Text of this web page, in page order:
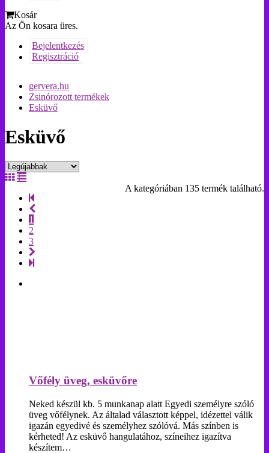
Kosár
Az Ön kosara üres.
Bejelentkezés
Regisztráció
gervera.hu
Zsinórozott termékek
Esküvő
Esküvő
A kategóriában 135 termék található.
1
2
3
Vőfély üveg, esküvőre
Neked készül kb. 5 munkanap alatt Egyedi személyre szóló
üveg vőfélynek. Az általad választott képpel, idézettel válik
igazán egyedivé és személyhez szólóvá. Más színben is
kérheted! Az esküvő hangulatához, színeihez igazítva
készítem…